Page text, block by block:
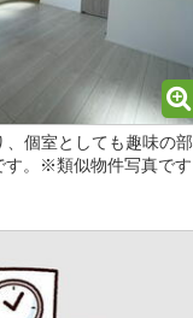
個室としても趣味の部
す。※類似物件写真です